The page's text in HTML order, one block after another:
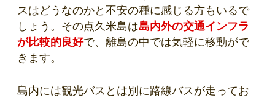
スはどうなのかと不安の種に感じる方もいるで
しょう。その点久米島は島内外の交通インフラ
が比較的良好で、離島の中では気軽に移動がで
きます。
島内には観光バスとは別に路線バスが走ってお